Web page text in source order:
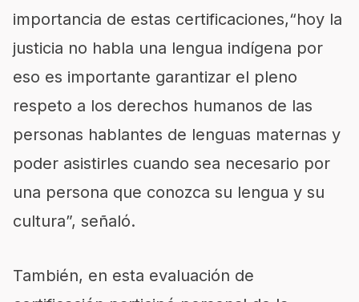
importancia de estas certificaciones,“hoy la
justicia no habla una lengua indígena por
eso es importante garantizar el pleno
respeto a los derechos humanos de las
personas hablantes de lenguas maternas y
poder asistirles cuando sea necesario por
una persona que conozca su lengua y su
cultura”, señaló.
También, en esta evaluación de